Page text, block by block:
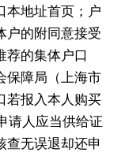
本地址首页；户
户的附同意接受
荐的集体户口
保障局（上海市
若报入本人购买
人应当供给证
查无误退却还申